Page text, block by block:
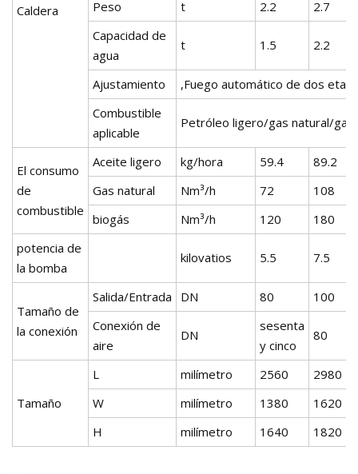
Caldera Peso t 2.2
2.7
Capacidad de
agua
t 1.5 2.2
Ajustamiento
,Fuego automático de dos
Combustible
aplicable
Petróleo ligero/gas natural/gas
El consumo
de
combustible
Aceite ligero kg/hora 59.4
89.2
Gas natural
Nm³/h 72
108
biogás
Nm³/h 120
180
potencia de
la bomba
kilovatios 5.5 7.5
Tamaño de
la conexión
Salida/Entrada DN 80
100
Conexión de
aire
DN
sesenta
y cinco
80
Tamaño
L milímetro 2560
2980
W
milímetro 1380
1620
H
milímetro 1640 1820